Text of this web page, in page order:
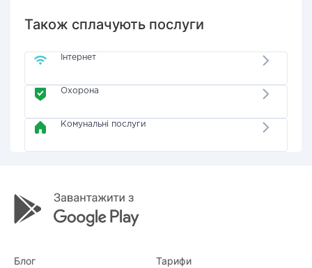
Також сплачують послуги
Інтернет
Охорона
Комунальні послуги
Блог Тарифи